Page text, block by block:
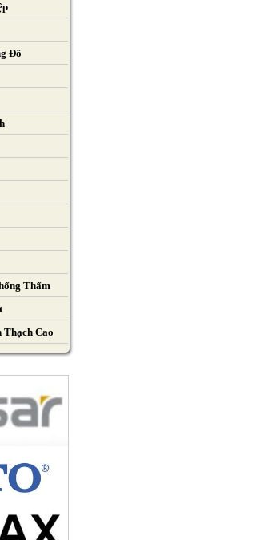
Đô
Thấm
Thạch Cao